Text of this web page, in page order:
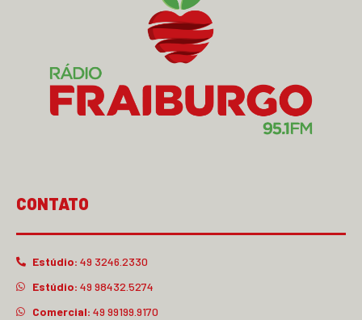
CONTATO
Estúdio: 49 3246.2330
Estúdio: 49 98432.5274
Comercial: 49 99199.9170